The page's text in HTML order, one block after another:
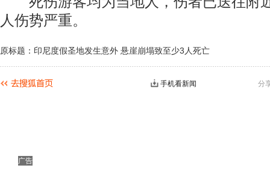
人伤势严重。
原标题：印尼度假圣地发生意外 悬崖崩塌致至少3人死亡
分
手机看新闻
广告